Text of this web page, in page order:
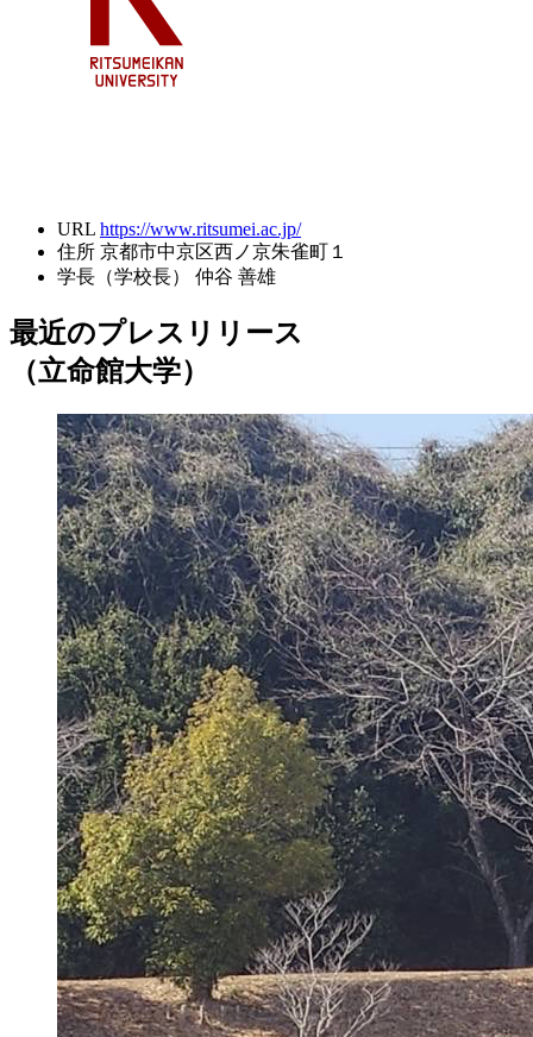
URL https://www.ritsumei.ac.jp/
住所 京都市中京区西ノ京朱雀町１
学長（学校長）
仲谷 善雄
最近のプレスリリース
（立命館大学）